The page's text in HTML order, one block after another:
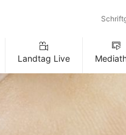
Landtag Live